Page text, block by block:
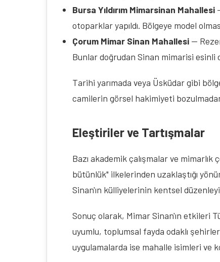
Bursa Yıldırım Mimarsinan Mahallesi
otoparklar yapıldı. Bölgeye model
Çorum Mimar Sinan Mahallesi —
Bunlar doğrudan Sinan mimarisi esinli
Tarihi yarımada veya Üsküdar gibi
camilerin görsel hakimiyeti
Eleştiriler ve Tartışmalar
Bazı akademik çalışmalar ve
bütünlük" ilkelerinden uzaklaştığı
Sinan'ın külliyelerinin kentsel
Sonuç olarak, Mimar Sinan'ın etkileri
uyumlu, toplumsal fayda odaklı
uygulamalarda ise mahalle isimleri ve